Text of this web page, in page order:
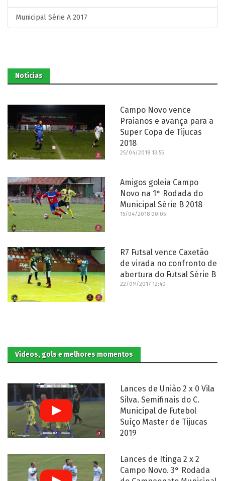
Municipal Série A 2017
Notícias
Campo Novo vence
Praianos e avança para a
Super Copa de Tijucas
2018
25/04/2018 13:55
Amigos goleia Campo
Novo na 1° Rodada do
Municipal Série B 2018
15/04/2018 00:05
R7 Futsal vence Caxetão
de virada no confronto de
abertura do Futsal Série B
22/09/2017 12:40
Vídeos, gols e melhores momentos
Lances de União 2 x 0 Vila
Silva. Semifinais do C.
Municipal de Futebol
Suíço Master de Tijucas
2019
Lances de Itinga 2 x 2
Campo Novo. 3° Rodada